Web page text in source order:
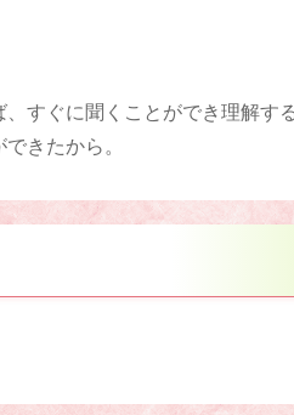
すぐに聞くことができ理解す
きたから。